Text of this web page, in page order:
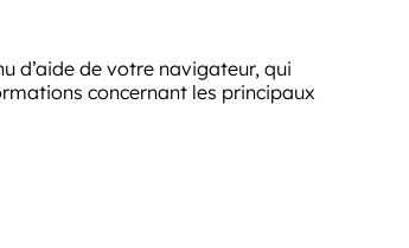
d’aide de votre navigateur, qui
concernant les principaux